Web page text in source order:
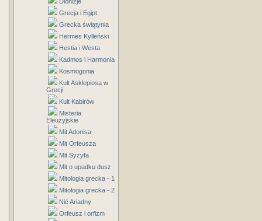
Grecja i Egipt
Grecka świątynia
Hermes Kylleński
Hestia i Westa
Kadmos i Harmonia
Kosmogonia
Kult Asklepiosa w
Grecji
Kult Kabirów
Misteria
Eleuzyjskie
Mit Adonisa
Mit Orfeusza
Mit Syzyfa
Mit o upadku dusz
Mitologia grecka - 1
Mitologia grecka - 2
Nić Ariadny
Orfeusz i orfizm